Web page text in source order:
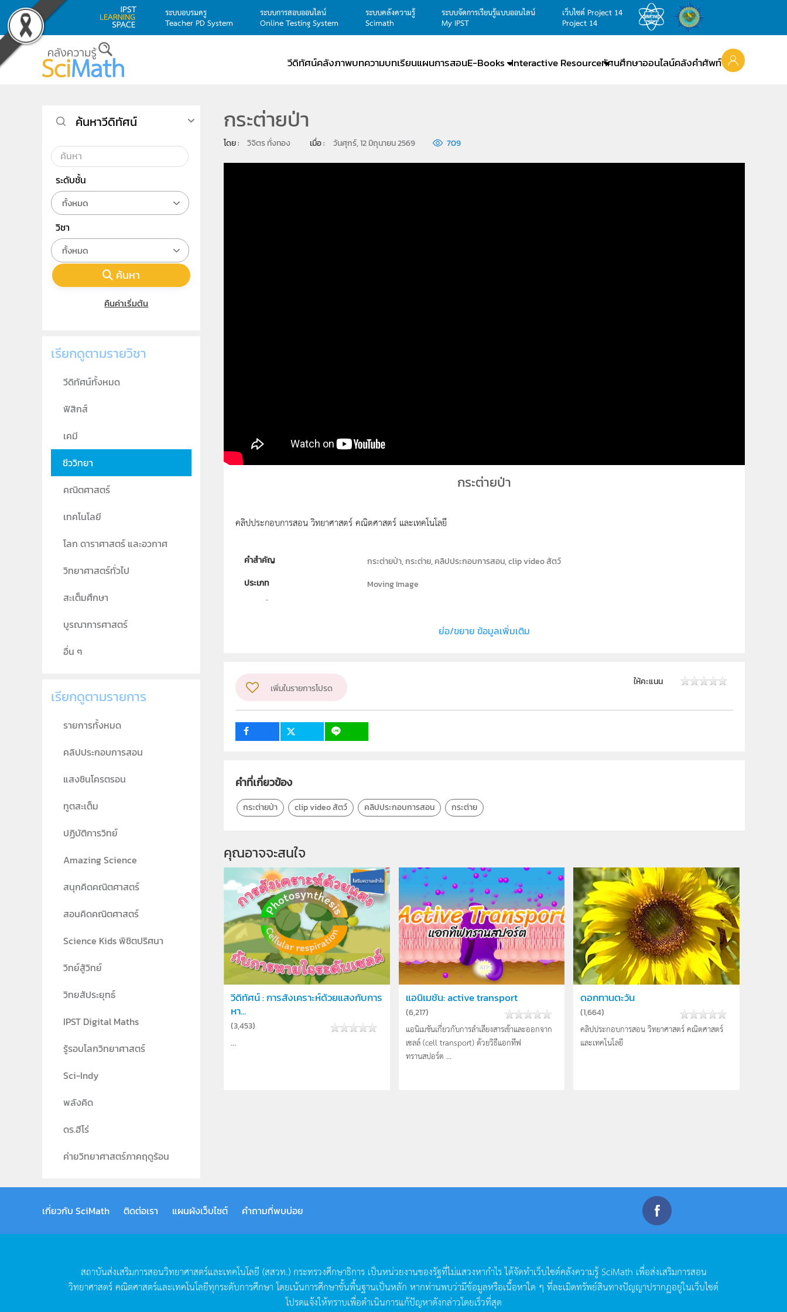
Skip to main content
ระบบอบรมครู
Teacher PD System
ระบบการสอบออนไลน์
Online Testing System
ระบบคลังความรู้
Scimath
ระบบจัดการเรียนรู้แบบออนไลน์
My IPST
เว็บไซต์ Project 14
Project 14
วีดิทัศน์คลังภาพบทความบทเรียนแผนการสอนE-Books Interactive Resourceทัศนศึกษาออนไลน์คลังคำศัพท์
กระต่ายป่า
โดย : วิจิตร ทั่งทอง เมื่อ : วันศุกร์, 12 มิถุนายน 2569 709
กระต่ายป่า
คลิปประกอบการสอน วิทยาศาสตร์ คณิตศาสตร์ และเทคโนโลยี
คำสำคัญ
กระต่ายป่า, กระต่าย, คลิปประกอบการสอน, clip video สัตว์
ประเภท
Moving Image
กลุ่มเป้าหมาย
ย่อ/ขยาย ข้อมูลเพิ่มเติม
เพิ่มในรายการโปรด
ให้คะแนน
คำที่เกี่ยวข้อง
กระต่ายป่า clip video สัตว์ คลิปประกอบการสอน กระต่าย
คุณอาจจะสนใจ
วีดิทัศน์ : การสังเคราะห์ด้วยแสงกับการ
หา...
(3,453)
...
แอนิเมชัน: active transport
(6,217)
แอนิเมชันเกี่ยวกับการลำเลียงสารเข้าและออกจาก
เซลล์ (cell transport) ด้วยวิธีแอกทีฟ
ทรานสปอร์ต ...
ดอกทานตะวัน
(1,664)
คลิปประกอบการสอน วิทยาศาสตร์ คณิตศาสตร์
และเทคโนโลยี
ค้นหาวีดิทัศน์
ระดับชั้น
ทั้งหมด
วิชา
ทั้งหมด
ค้นหา
คืนค่าเริ่มต้น
เรียกดูตามรายวิชา
วีดิทัศน์ทั้งหมด
ฟิสิกส์
เคมี
ชีววิทยา
คณิตศาสตร์
เทคโนโลยี
โลก ดาราศาสตร์ และอวกาศ
วิทยาศาสตร์ทั่วไป
สะเต็มศึกษา
บูรณาการศาสตร์
อื่น ๆ
เรียกดูตามรายการ
รายการทั้งหมด
คลิปประกอบการสอน
แสงซินโครตรอน
ทูตสะเต็ม
ปฏิบัติการวิทย์
Amazing Science
สนุกคิดคณิตศาสตร์
สอนคิดคณิตศาสตร์
Science Kids พิชิตปริศนา
วิทย์สู้วิทย์
วิทยสัประยุทธ์
IPST Digital Maths
รู้รอบโลกวิทยาศาสตร์
Sci-Indy
พลังคิด
ดร.ฮีโร่
ค่ายวิทยาศาสตร์ภาคฤดูร้อน
เกี่ยวกับ SciMath ติดต่อเรา แผนผังเว็บไซต์ คำถามที่พบบ่อย
สถาบันส่งเสริมการสอนวิทยาศาสตร์และเทคโนโลยี (สสวท.) กระทรวงศึกษาธิการ เป็นหน่วยงานของรัฐที่ไม่แสวงหากำไรได้จัดทำเว็บไซต์คลังความรู้SciMath เพื่อส่งเสริมการสอน
วิทยาศาสตร์คณิตศาสตร์และเทคโนโลยีทุกระดับการศึกษา โดยเน้นการศึกษาขั้นพื้นฐานเป็นหลัก หากท่านพบว่ามีข้อมูลหรือเนื้อหาใด ๆ ที่ละเมิดทรัพย์สินทางปัญญาปรากฏอยู่ในเว็บไซต์
โปรดแจ้งให้ทราบเพื่อดำเนินการแก้ปัญหาดังกล่าวโดยเร็วที่สุด